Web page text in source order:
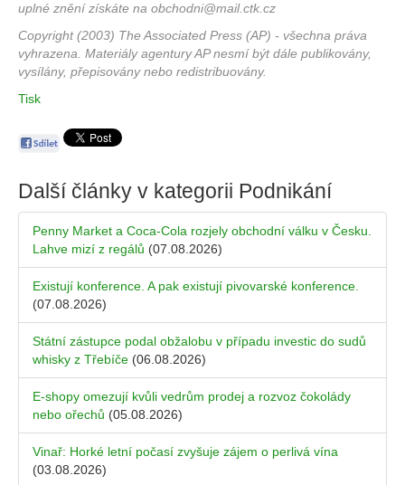
uplné znění získáte na obchodni@mail.ctk.cz
Copyright (2003) The Associated Press (AP) - všechna práva
vyhrazena. Materiály agentury AP nesmí být dále publikovány,
vysílány, přepisovány nebo redistribuovány.
Tisk
Další články v kategorii Podnikání
Penny Market a Coca-Cola rozjely obchodní válku v Česku.
Lahve mizí z regálů (07.08.2026)
Existují konference. A pak existují pivovarské konference.
(07.08.2026)
Státní zástupce podal obžalobu v případu investic do sudů
whisky z Třebíče (06.08.2026)
E-shopy omezují kvůli vedrům prodej a rozvoz čokolády
nebo ořechů (05.08.2026)
Vinař: Horké letní počasí zvyšuje zájem o perlivá vína
(03.08.2026)